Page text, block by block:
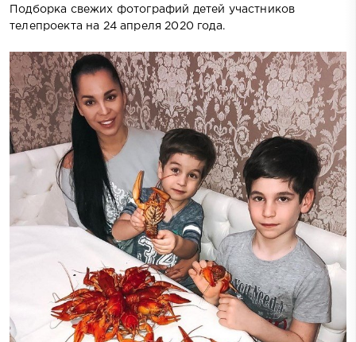
Подборка свежих фотографий детей участников
телепроекта на 24 апреля 2020 года.